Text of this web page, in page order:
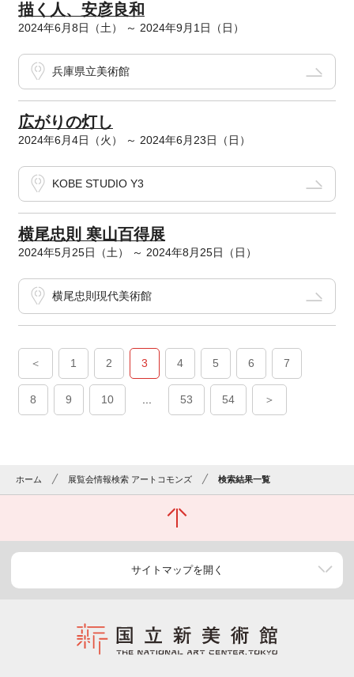
描く人、安彦良和
2024年6月8日（土） ～ 2024年9月1日（日）
兵庫県立美術館
広がりの灯し
2024年6月4日（火） ～ 2024年6月23日（日）
KOBE STUDIO Y3
横尾忠則 寒山百得展
2024年5月25日（土） ～ 2024年8月25日（日）
横尾忠則現代美術館
＜ 1 2 3 4 5 6 7
8 9 10 53 54 ＞
ホーム 展覧会情報検索 アートコモンズ 検索結果一覧
サイトマップを開く